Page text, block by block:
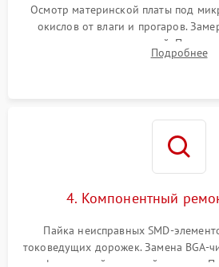
Осмотр материнской платы под
окислов от влаги и прогаров.
дежурных напряжений.
мультиконтроллера,Подробнее
4. Компонентный
Пайка неисправных SMD-
токоведущих дорожек. Замена BGA-
инфракрасной паяльной станции.